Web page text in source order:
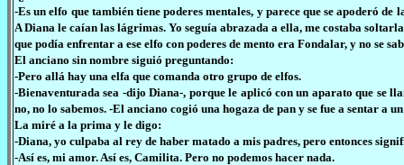
-Es un elfo que también tiene poderes mentales, y parece que se apoderó
A Diana le caían las lágrimas. Yo seguía abrazada a ella, me costaba
que podía enfrentar a ese elfo con poderes de mento era Fondalar, y no se
El anciano sin nombre siguió preguntando:
-Pero allá hay una elfa que comanda otro grupo de elfos.
-Bienaventurada sea -dijo Diana-, porque le aplicó con un aparato que se
no, no lo sabemos. -El anciano cogió una hogaza de pan y se fue a sentar a
La miré a la prima y le digo:
-Diana, yo culpaba al rey de haber matado a mis padres, pero entonces
-Así es, mi amor. Así es, Camilita. Pero no podemos hacer nada.